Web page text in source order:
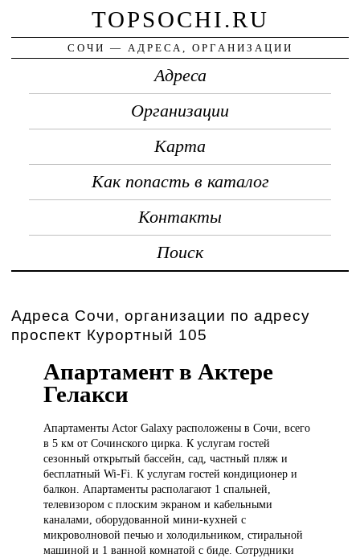
TOPSOCHI.RU
СОЧИ — АДРЕСА, ОРГАНИЗАЦИИ
Адреса
Организации
Карта
Как попасть в каталог
Контакты
Поиск
Адреса Сочи, организации по адресу
проспект Курортный 105
Апартамент в Актере
Гелакси
Апартаменты ActorGalaxy расположены в Сочи, всего
в 5 км от Сочинского цирка. К услугам гостей
сезонный открытый бассейн, сад, частный пляж и
бесплатный Wi-Fi. К услугам гостей кондиционер и
балкон. Апартаменты располагают 1 спальней,
телевизором с плоским экраном и кабельными
каналами, оборудованной мини-кухней с
микроволновой печью и холодильником, стиральной
машиной и 1 ванной комнатой с биде. Сотрудники